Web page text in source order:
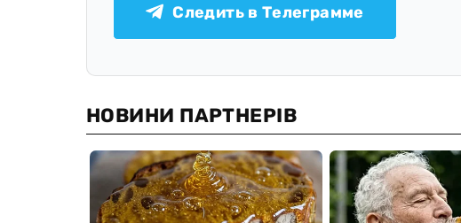
Следить в Телеграмме